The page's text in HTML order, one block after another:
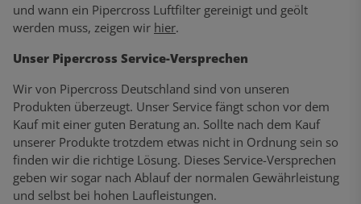
und wann ein Pipercross Luftfilter gereinigt und geölt
werden muss, zeigen wir hier.
Unser Pipercross Service-Versprechen
Wir von Pipercross Deutschland sind von unseren
Produkten überzeugt. Unser Service fängt schon vor dem
Kauf mit einer guten Beratung an. Sollte nach dem Kauf
unserer Produkte trotzdem etwas nicht in Ordnung sein so
finden wir die richtige Lösung. Dieses Service-Versprechen
geben wir sogar nach Ablauf der normalen Gewährleistung
und selbst bei hohen Laufleistungen.